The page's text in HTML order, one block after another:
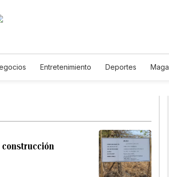
Entretenimiento Deportes
construcción